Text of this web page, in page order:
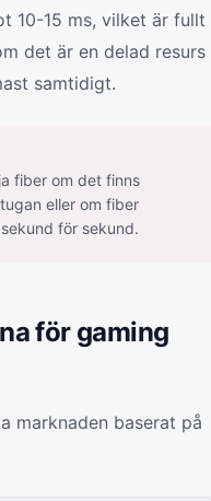
10-15 ms, vilket är fullt
det är en delad resurs
samtidigt.
fiber om det finns
eller om fiber
för sekund.
för gaming
marknaden baserat på